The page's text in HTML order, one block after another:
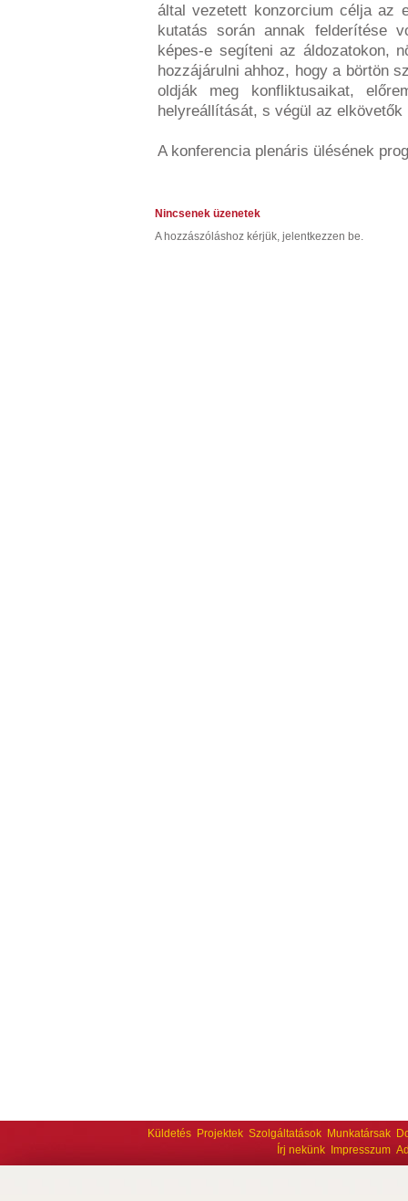
által vezetett konzorcium célja az
kutatás során annak felderítése
képes-e segíteni az áldozatokon,
hozzájárulni ahhoz, hogy a börtön
oldják meg konfliktusaikat,
helyreállítását, s végül az
A konferencia plenáris ülésének
Nincsenek üzenetek
A hozzászóláshoz kérjük, jelentkezzen be.
Küldetés Projektek Szolgáltatások Munkatársak
Írj nekünk
Impresszum